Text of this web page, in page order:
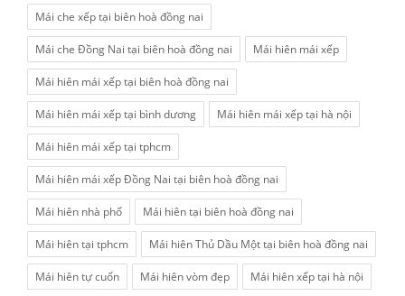
Mái che xếp tại biên hoà đồng nai
Mái che Đồng Nai tại biên hoà đồng nai Mái hiên mái xếp
Mái hiên mái xếp tại biên hoà đồng nai
Mái hiên mái xếp tại bình dương Mái hiên mái xếp tại hà nội
Mái hiên mái xếp tại tphcm
Mái hiên mái xếp Đồng Nai tại biên hoà đồng nai
Mái hiên nhà phố Mái hiên tại biên hoà đồng nai
Mái hiên tại tphcm Mái hiên Thủ Dầu Một tại biên hoà đồng nai
Mái hiên tự cuốn Mái hiên vòm đẹp Mái hiên xếp tại hà nội